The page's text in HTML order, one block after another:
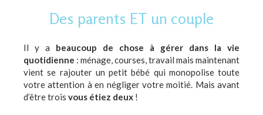
Des parents ET un couple
Il y a beaucoup de chose à gérer dans la vie
quotidienne : ménage, courses, travail mais maintenant
vient se rajouter un petit bébé qui monopolise toute
votre attention à en négliger votre moitié. Mais avant
d’être trois vous étiez deux !